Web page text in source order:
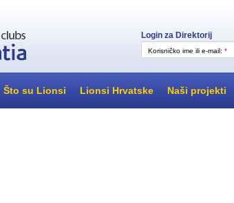
Login za Direktorij
Korisničko ime ili e-mail: *
Što su Lionsi Lionsi Hrvatske Naši projekti